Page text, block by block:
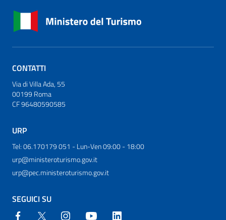
CONTATTI
Via di Villa Ada, 55
00199 Roma
CF 96480590585
URP
Tel: 06.170179 051 - Lun-Ven 09:00 - 18:00
urp@ministeroturismo.gov.it
urp@pec.ministeroturismo.gov.it
SEGUICI SU